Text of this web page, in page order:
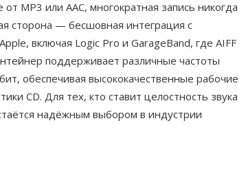
MP3 или AAC, многократная запись никогда
сторона — бесшовная интеграция с
включая Logic Pro и GarageBand, где AIFF
поддерживает различные частоты
обеспечивая высококачественные рабочие
CD. Для тех, кто ставит целостность звука
надёжным выбором в индустрии